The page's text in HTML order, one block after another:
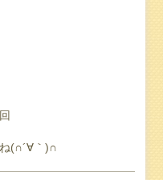
(∩´∀｀)∩